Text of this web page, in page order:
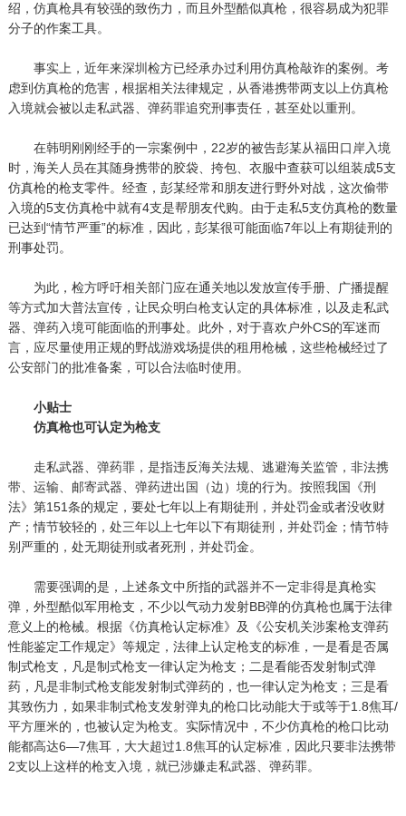
绍，仿真枪具有较强的致伤力，而且外型酷似真枪，很容易成为犯罪
分子的作案工具。
事实上，近年来深圳检方已经承办过利用仿真枪敲诈的案例。考
虑到仿真枪的危害，根据相关法律规定，从香港携带两支以上仿真枪
入境就会被以走私武器、弹药罪追究刑事责任，甚至处以重刑。
在韩明刚刚经手的一宗案例中，22岁的被告彭某从福田口岸入境
时，海关人员在其随身携带的胶袋、挎包、衣服中查获可以组装成5支
仿真枪的枪支零件。经查，彭某经常和朋友进行野外对战，这次偷带
入境的5支仿真枪中就有4支是帮朋友代购。由于走私5支仿真枪的数量
已达到“情节严重”的标准，因此，彭某很可能面临7年以上有期徒刑的
刑事处罚。
为此，检方呼吁相关部门应在通关地以发放宣传手册、广播提醒
等方式加大普法宣传，让民众明白枪支认定的具体标准，以及走私武
器、弹药入境可能面临的刑事处。此外，对于喜欢户外CS的军迷而
言，应尽量使用正规的野战游戏场提供的租用枪械，这些枪械经过了
公安部门的批准备案，可以合法临时使用。
小贴士
仿真枪也可认定为枪支
走私武器、弹药罪，是指违反海关法规、逃避海关监管，非法携
带、运输、邮寄武器、弹药进出国（边）境的行为。按照我国《刑
法》第151条的规定，要处七年以上有期徒刑，并处罚金或者没收财
产；情节较轻的，处三年以上七年以下有期徒刑，并处罚金；情节特
别严重的，处无期徒刑或者死刑，并处罚金。
需要强调的是，上述条文中所指的武器并不一定非得是真枪实
弹，外型酷似军用枪支，不少以气动力发射BB弹的仿真枪也属于法律
意义上的枪械。根据《仿真枪认定标准》及《公安机关涉案枪支弹药
性能鉴定工作规定》等规定，法律上认定枪支的标准，一是看是否属
制式枪支，凡是制式枪支一律认定为枪支；二是看能否发射制式弹
药，凡是非制式枪支能发射制式弹药的，也一律认定为枪支；三是看
其致伤力，如果非制式枪支发射弹丸的枪口比动能大于或等于1.8焦耳/
平方厘米的，也被认定为枪支。实际情况中，不少仿真枪的枪口比动
能都高达6—7焦耳，大大超过1.8焦耳的认定标准，因此只要非法携带
2支以上这样的枪支入境，就已涉嫌走私武器、弹药罪。